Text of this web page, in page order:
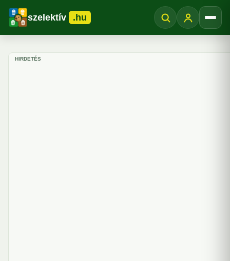
szelektív .hu
HIRDETÉS